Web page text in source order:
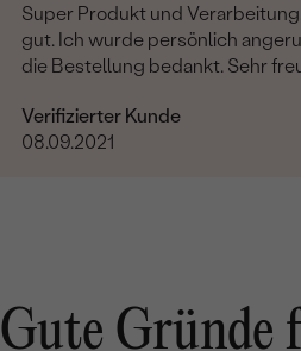
Super Produkt und
gut. Ich wurde persönlich
die Bestellung bedankt. Sehr
Verifizierter Kunde
08.09.2021
Gute Gründe